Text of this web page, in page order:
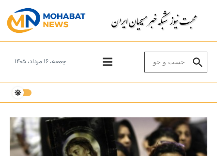
جمعه، ۱۶ مرداد، ۱۴۰۵